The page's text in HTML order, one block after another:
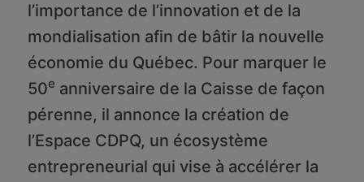
l’importance de l’innovation et de la
mondialisation afin de bâtir la nouvelle
économie du Québec. Pour marquer le
50e anniversaire de la Caisse de façon
pérenne, il annonce la création de
l’Espace CDPQ, un écosystème
entrepreneurial qui vise à accélérer la